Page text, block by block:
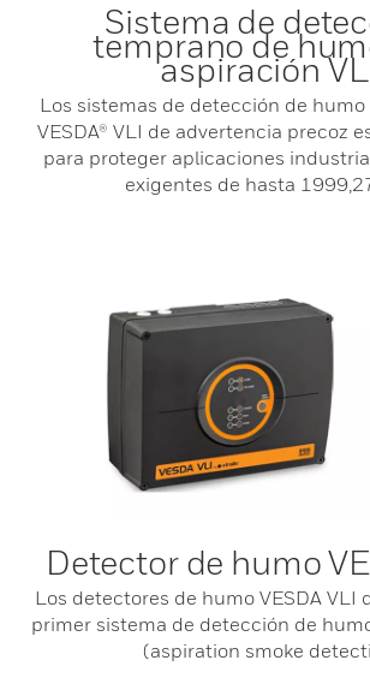
Sistema de
temprano de
aspiración
Los sistemas de detección de
VESDA® VLI de advertencia precoz
para proteger aplicaciones
exigentes de hasta
Detector de humo
Los detectores de humo VESDA VLI
primer sistema de detección de
(aspiration smoke